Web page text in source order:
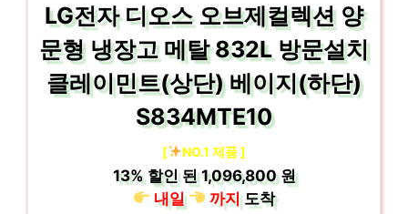
LG전자 디오스 오브제컬렉션 양
문형 냉장고 메탈 832L 방문설치
클레이민트(상단) 베이지(하단)
S834MTE10
[ NO.1 제품 ]
13%할인 된1,096,800 원
내일
까지도착